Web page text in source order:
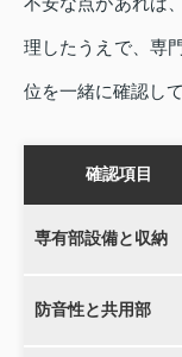
理したうえで、専
位を一緒に確認し
確認項目
専有部設備と収納
防音性と共用部